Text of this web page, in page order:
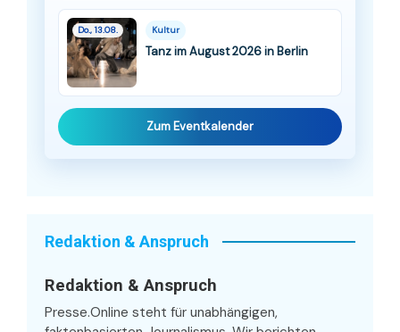
Do., 13.08. Kultur
Tanz im August 2026 in Berlin
Zum Eventkalender
Redaktion & Anspruch
Redaktion & Anspruch
Presse.Online steht für unabhängigen,